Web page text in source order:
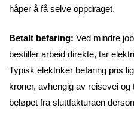
håper å få selve oppdraget.
Betalt befaring: Ved mindre
bestiller arbeid direkte, tar
Typisk elektriker befaring pris
kroner, avhengig av reisevei
beløpet fra sluttfakturaen